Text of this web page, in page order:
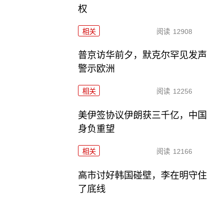
权
相关 阅读 12908
普京访华前夕，默克尔罕见发声
警示欧洲
相关 阅读 12256
美伊签协议伊朗获三千亿，中国
身负重望
相关 阅读 12166
高市讨好韩国碰壁，李在明守住
了底线